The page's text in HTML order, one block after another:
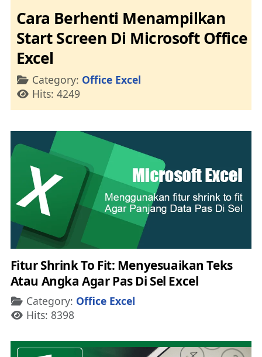
Cara Berhenti Menampilkan
Start Screen Di Microsoft Office
Excel
Details
Category: Office Excel
Hits: 4249
Fitur Shrink To Fit: Menyesuaikan Teks
Atau Angka Agar Pas Di Sel Excel
Details
Category: Office Excel
Hits: 8398